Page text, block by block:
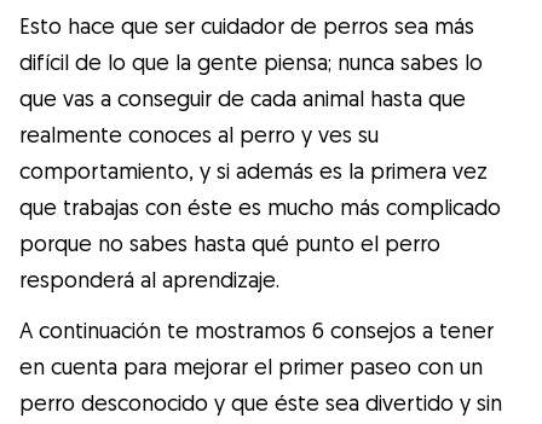
¿Qué es Gudog?
Gudog es la forma más fácil de encontrar y
reservar con el cuidador de perros
perfecto. ¡Miles de cuidadores están
disponibles para cuidar de tu perro como si
fuera un miembro más de su familia! Todas
las reservas incluyen Cobertura Veterinaria
y cancelación gratuíta
Descubre Gudog
Esto hace que ser cuidador de perros sea más
difícil de lo que la gente piensa; nunca sabes lo
que vas a conseguir de cada animal hasta que
realmente conoces al perro y ves su
comportamiento, y si además es la primera vez
que trabajas con éste es mucho más complicado
porque no sabes hasta qué punto el perro
responderá al aprendizaje.
A continuación te mostramos 6 consejos a tener
en cuenta para mejorar el primer paseo con un
perro desconocido y que éste sea divertido y sin